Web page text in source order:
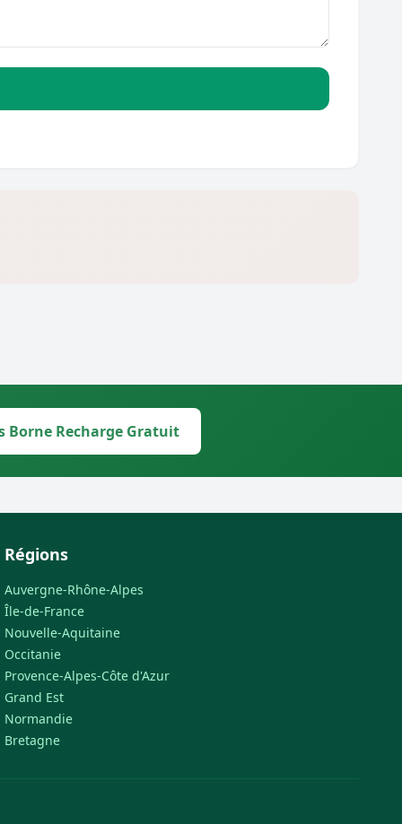
Borne Recharge Gratuit
Régions
Auvergne-Rhône-Alpes
Île-de-France
Nouvelle-Aquitaine
Occitanie
Provence-Alpes-Côte d'Azur
Grand Est
Normandie
Bretagne